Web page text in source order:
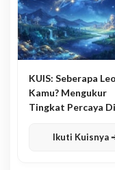
KUIS: Seberapa
Kamu? Mengukur
Tingkat Percaya
Ikuti Kuisnya